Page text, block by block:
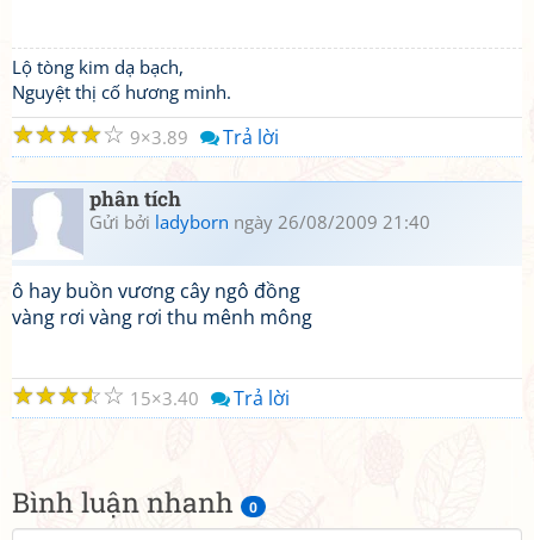
Bình luận nhanh 0
Lộ tòng kim dạ bạch,
Nguyệt thị cố hương minh.
☆
☆
☆
☆
☆ 9 3.89 Trả lời
phân tích
Gửi bởi ladyborn ngày 26/08/2009 21:40
ô hay buồn vương cây ngô đồng
vàng rơi vàng rơi thu mênh mông
☆
☆
☆
☆
☆ 15 3.40 Trả lời